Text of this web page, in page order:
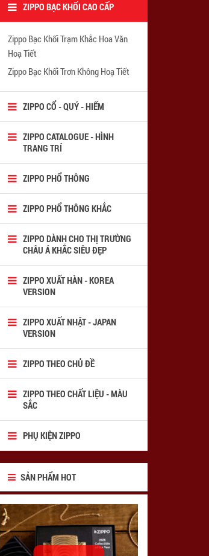
ZIPPO BẠC KHỐI CAO CẤP
Zippo Bạc Khối Trạm Khắc Hoa Văn
Hoạ Tiết
Zippo Bạc Khối Trơn Không Hoạ Tiết
ZIPPO CỔ - QUÝ - HIẾM
ZIPPO CATALOGUE - HÌNH
TRANG TRÍ
ZIPPO PHỔ THÔNG
ZIPPO PHỔ THÔNG KHẮC
ZIPPO DÀNH CHO THỊ TRƯỜNG
CHÂU Á KHẮC SIÊU ĐẸP
ZIPPO XUẤT HÀN - KOREA
VERSION
ZIPPO XUẤT NHẬT - JAPAN
VERSION
ZIPPO THEO CHỦ ĐỀ
ZIPPO THEO CHẤT LIỆU - MÀU
SẮC
PHỤ KIỆN ZIPPO
SẢN PHẨM HOT